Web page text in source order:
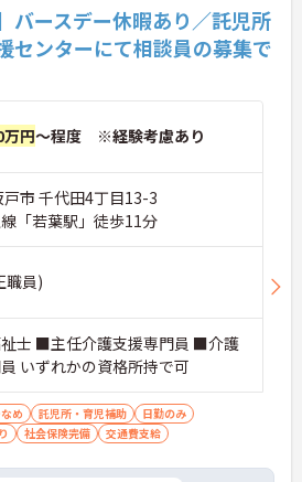
バースデー休暇あり／託児所
センターにて相談員の募集で
円～程度 ※経験考慮あり
戸市 千代田4丁目13-3
「若葉駅」徒歩11分
職員)
士 ■主任介護支援専門員 ■介護
いずれかの資格所持で可
め 託児所・育児補助
日勤のみ
社会保険完備 交通費支給